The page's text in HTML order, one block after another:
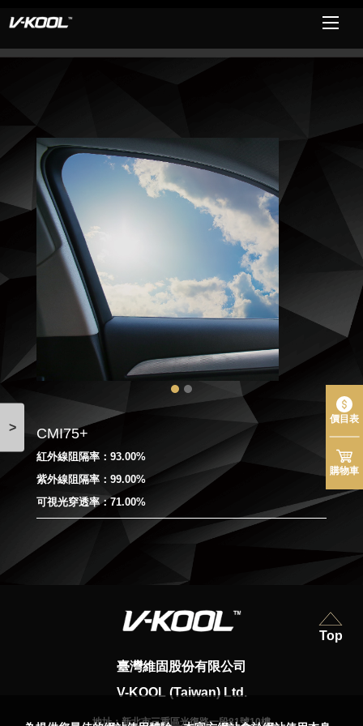
> CMI75+
紅外線阻隔率：93.00%
紫外線阻隔率：99.00%
可視光穿透率：71.00%
臺灣維固股份有限公司
V-KOOL (Taiwan) Ltd.
地址：新北市三重區光復路一段81號10樓
Top
價目表
購物車